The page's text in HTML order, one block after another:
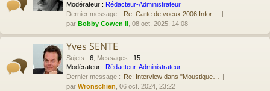
Modérateur : Rédacteur-Administrateur
Dernier message : Re: Carte de voeux 2006 Infor…
par Bobby Cowen II , 08 oct. 2025, 14:08
Yves SENTE
Sujets : 6 Messages : 15
Modérateur : Rédacteur-Administrateur
Dernier message : Re: Interview dans "Moustique…
par Wronschien , 06 oct. 2024, 23:22